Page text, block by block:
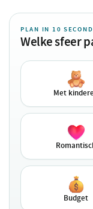
PLAN IN 10
Welke sfeer
Met
Budget